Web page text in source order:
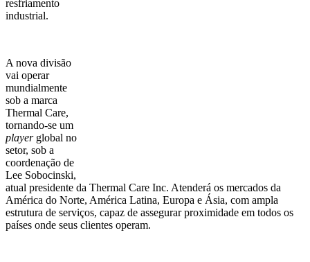
resfriamento
industrial.
A nova divisão
vai operar
mundialmente
sob a marca
Thermal Care,
tornando-se um
playerglobal no
setor, sob a
coordenação de
Lee Sobocinski,
atual presidente da Thermal Care Inc. Atenderá os mercados da
América do Norte, América Latina, Europa e Ásia, com ampla
estrutura de serviços, capaz de assegurar proximidade em todos os
países onde seus clientes operam.